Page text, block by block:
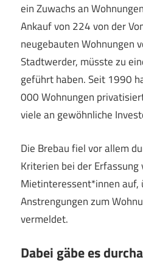
ein Zuwachs an
Ankauf von 224 von der
neugebauten Wohnungen
Stadtwerder, müsste zu
geführt haben. Seit 1990
000 Wohnungen
viele an gewöhnliche
Die Brebau fiel vor allem
Kriterien bei der Erfassung
Mietinteressent*innen auf,
Anstrengungen zum
vermeldet.
Dabei gäbe es